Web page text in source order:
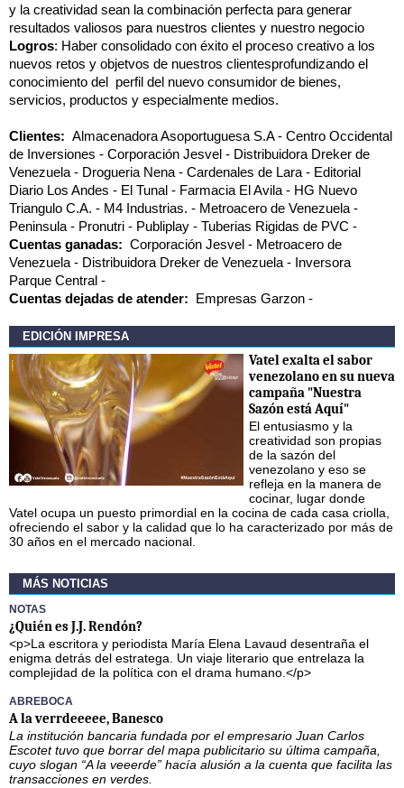
y la creatividad sean la combinación perfecta para generar
resultados valiosos para nuestros clientes y nuestro negocio
Logros: Haber consolidado con éxito el proceso creativo a los
nuevos retos y objetvos de nuestros clientesprofundizando el
conocimiento del perfil del nuevo consumidor de bienes,
servicios, productos y especialmente medios.
Clientes: Almacenadora Asoportuguesa S.A
Centro Occidental
de Inversiones
Corporación Jesvel
Distribuidora Dreker de
Venezuela
Drogueria Nena Cardenales de Lara
Editorial
Diario Los Andes
El Tunal Farmacia El Avila
HG Nuevo
Triangulo C.A.
M4 Industrias.
Metroacero de Venezuela
Peninsula
Pronutri Publiplay
Tuberias Rigidas de PVC
Cuentas ganadas: Corporación Jesvel
Metroacero de
Venezuela
Distribuidora Dreker de Venezuela
Inversora
Parque Central
Cuentas dejadas de atender: Empresas Garzon
EDICIÓN IMPRESA
Vatel exalta el sabor
venezolano en su nueva
campaña "Nuestra
Sazón está Aquí"
El entusiasmo y la
creatividad son propias
de la sazón del
venezolano y eso se
refleja en la manera de
cocinar, lugar donde
Vatel ocupa un puesto primordial en la cocina de cada casa criolla,
ofreciendo el sabor y la calidad que lo ha caracterizado por más de
30 años en el mercado nacional.
MÁS NOTICIAS
NOTAS
¿Quién es J.J. Rendón?
<p>La escritora y periodista María Elena Lavaud desentraña el
enigma detrás del estratega. Un viaje literario que entrelaza la
complejidad de la política con el drama humano.</p>
ABREBOCA
A la verrdeeeee, Banesco
La institución bancaria fundada por el empresario Juan Carlos
Escotet tuvo que borrar del mapa publicitario su última campaña,
cuyo slogan “A la veeerde” hacía alusión a la cuenta que facilita las
transacciones en verdes.